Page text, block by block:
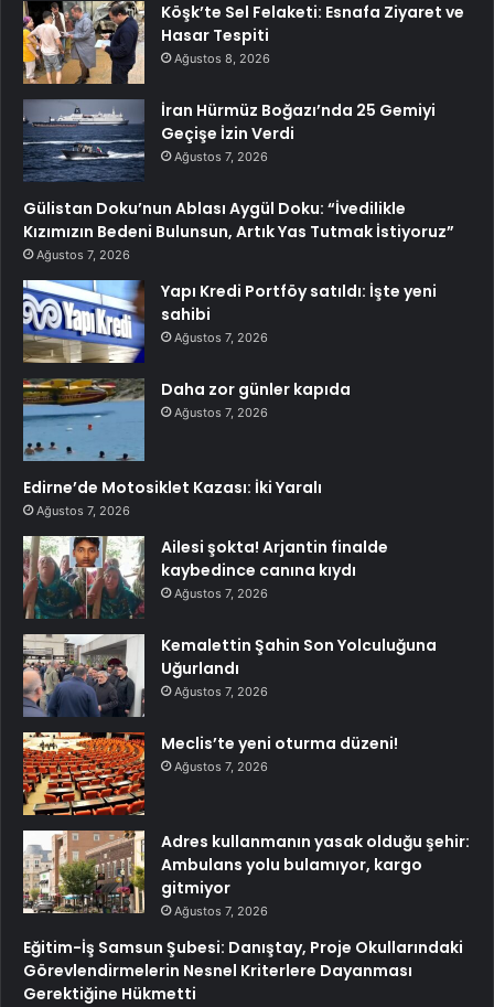
Köşk’te Sel Felaketi: Esnafa Ziyaret ve
Hasar Tespiti
Ağustos 8, 2026
İran Hürmüz Boğazı’nda 25 Gemiyi
Geçişe İzin Verdi
Ağustos 7, 2026
Gülistan Doku’nun Ablası Aygül Doku: “İvedilikle
Kızımızın Bedeni Bulunsun, Artık Yas Tutmak İstiyoruz”
Ağustos 7, 2026
Yapı Kredi Portföy satıldı: İşte yeni
sahibi
Ağustos 7, 2026
Daha zor günler kapıda
Ağustos 7, 2026
Edirne’de Motosiklet Kazası: İki Yaralı
Ağustos 7, 2026
Ailesi şokta! Arjantin finalde
kaybedince canına kıydı
Ağustos 7, 2026
Kemalettin Şahin Son Yolculuğuna
Uğurlandı
Ağustos 7, 2026
Meclis’te yeni oturma düzeni!
Ağustos 7, 2026
Adres kullanmanın yasak olduğu şehir:
Ambulans yolu bulamıyor, kargo
gitmiyor
Ağustos 7, 2026
Eğitim-İş Samsun Şubesi: Danıştay, Proje Okullarındaki
Görevlendirmelerin Nesnel Kriterlere Dayanması
Gerektiğine Hükmetti